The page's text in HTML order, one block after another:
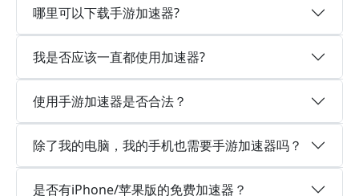
哪里可以下载手游加速器?
我是否应该一直都使用加速器?
使用手游加速器是否合法？
除了我的电脑，我的手机也需要手游加速器吗？
是否有iPhone/苹果版的免费加速器？